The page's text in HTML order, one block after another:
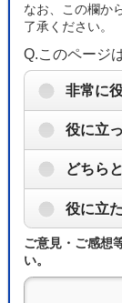
なお、この欄か
了承ください。
Q.このページ
非常に
役に立
どちら
役に立
ご意見・ご感想
い。